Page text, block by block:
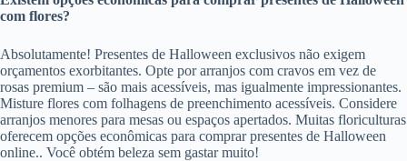
com flores?
Absolutamente! Presentes de Halloween exclusivos não exigem
orçamentos exorbitantes. Opte por arranjos com cravos em vez de
rosas premium – são mais acessíveis, mas igualmente impressionantes.
Misture flores com folhagens de preenchimento acessíveis. Considere
arranjos menores para mesas ou espaços apertados. Muitas floriculturas
oferecem opções econômicas para comprar presentes de Halloween
online.. Você obtém beleza sem gastar muito!